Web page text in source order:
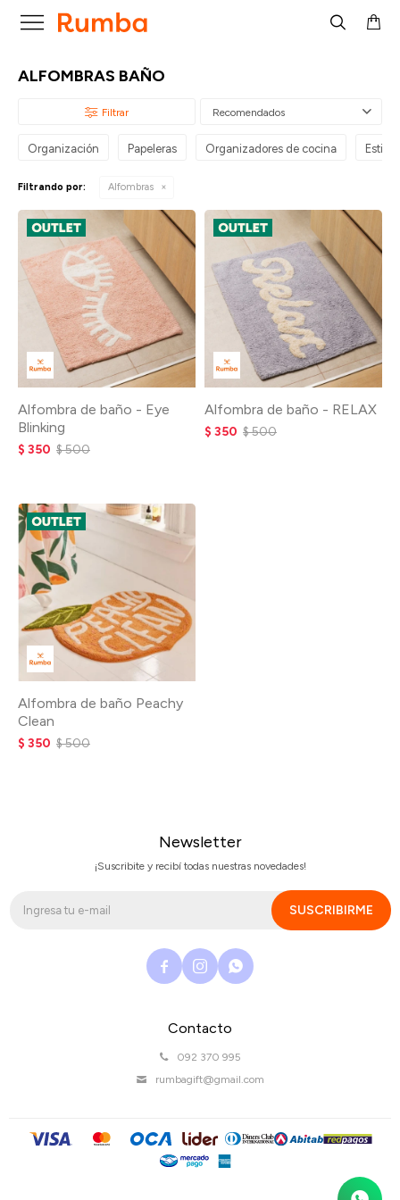

ALFOMBRAS BAÑO
Recomendados
Organización Papeleras Organizadores de cocina Estilo
Filtrando por: Alfombras
Alfombra de baño - Eye
Blinking
$ 350 $500
Alfombra de baño - RELAX
$ 350 $500
Alfombra de baño Peachy
Clean
$ 350 $500
Contacto
092 370 995
rumbagift@gmail.com
Newsletter
¡Suscribite y recibí todas nuestras novedades!
SUSCRIBIRME
  